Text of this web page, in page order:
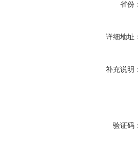
省份
详细地址
补充说明
验证码